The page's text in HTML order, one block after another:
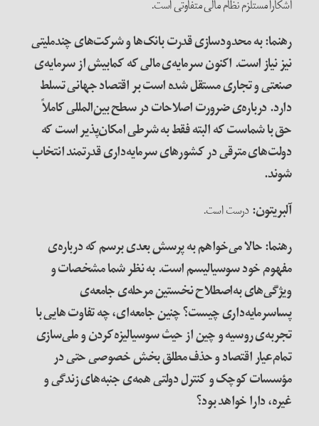
آشکارا مستلزم نظام مالی متفاوتی است.
رهنما: به محدودسازی قدرت بانک‌ها و شرکت‌های چندملیتی
نیز نیاز است. اکنون سرمایه‌ی مالی که کمابیش از سرمایه‌ی
صنعتی و تجاری مستقل شده است بر اقتصاد جهانی تسلط
دارد. درباره‌ی ضرورت اصلاحات در سطح بین‌المللی کاملاً
حق با شماست که البته فقط به شرطی امکان‌پذیر است که
دولت‌های مترقی در کشورهای سرمایه‌داری قدرتمند انتخاب
شوند.
آلبریتون:درست است.
رهنما: حالا می‌خواهم به پرسش بعدی برسم که درباره‌ی
مفهوم خود سوسیالیسم است. به نظر شما مشخصات و
ویژگی‌های به‌اصطلاح نخستین مرحله‌ی جامعه‌ی
پساسرمایه‌داری چیست؟ چنین جامعه‌ای، چه تفاوت هایی با
تجربه‌ی روسیه و چین از حیث سوسیالیزه‌کردن و ملی‌سازی
تمام‌عیار اقتصاد و حذف مطلق بخش خصوصی حتی در
مؤسسات کوچک و کنترل دولتی همه‌ی جنبه‌های زندگی و
غیره، دارا خواهد بود؟